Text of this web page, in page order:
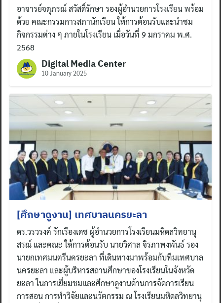
อาจารย์จตุภรณ์ สวัสดิ์รักษา รองผู้อำนวยการโรงเรียน พร้อม
ด้วย คณะกรรมการสภานักเรียน ให้การต้อนรับและนำชม
กิจกรรมต่าง ๆ ภายในโรงเรียน เมื่อวันที่ 9 มกราคม พ.ศ.
2568
Digital Media Center
10 January 2025
[ศึกษาดูงาน] เทศบาลนครยะลา
ดร.วรวรงค์ รักเรืองเดช ผู้อำนวยการโรงเรียนมหิดลวิทยานุ
สรณ์ และคณะ ให้การต้อนรับ นายวิศาล จิรภาพงพันธ์ รอง
นายกเทศมนตรีนครยะลา ที่เดินทางมาพร้อมกับทีมเทศบาล
นครยะลา และผู้บริหารสถานศึกษาของโรงเรียนในจังหวัด
ยะลา ในการเยี่ยมชมและศึกษาดูงานด้านการจัดการเรียน
การสอน การทำวิจัยและนวัตกรรม ณ โรงเรียนมหิดลวิทยานุ